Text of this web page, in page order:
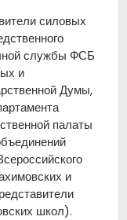
силовых
службы ФСБ
и
Думы,
палаты
и
школ).